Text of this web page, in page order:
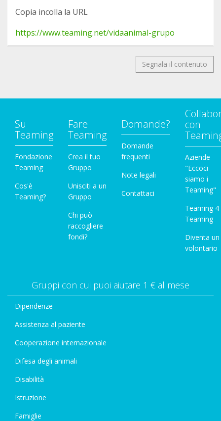
Copia incolla la URL
https://www.teaming.net/vidaanimal-grupo
Segnala il contenuto
Su
Teaming
Fondazione
Teaming
Cos'è
Teaming?
Fare
Teaming
Crea il tuo
Gruppo
Unisciti a un
Gruppo
Chi può
raccogliere
fondi?
Domande?
Domande
frequenti
Note legali
Contattaci
con
Aziende
"Eccoci
siamo i
Teaming"
Teaming 4
Teaming
Diventa un
volontario
Gruppi con cui puoi aiutare 1 € al mese
Dipendenze
Assistenza al paziente
Cooperazione internazionale
Difesa degli animali
Disabilità
Istruzione
Famiglie